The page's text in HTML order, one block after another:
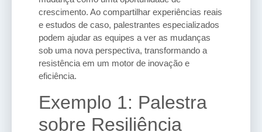
crescimento. Ao compartilhar experiências reais
e estudos de caso, palestrantes especializados
podem ajudar as equipes a ver as mudanças
sob uma nova perspectiva, transformando a
resistência em um motor de inovação e
eficiência.
Exemplo 1: Palestra
sobre Resiliência